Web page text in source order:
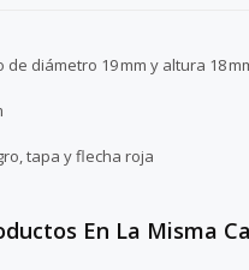
diámetro 19 mm y altura 18
tapa y flecha roja
En La Misma